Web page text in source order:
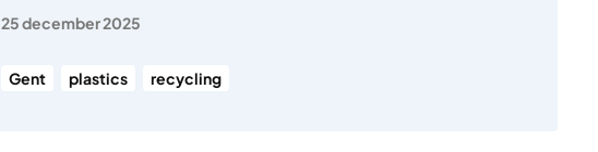
25 december 2025
Gent plastics recycling